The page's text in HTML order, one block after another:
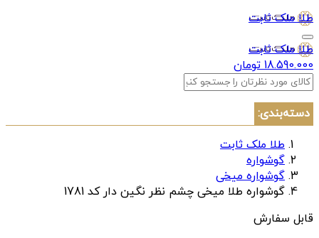
طلا ملک ثابت
طلا ملک ثابت
18.590.000 تومان
دسته‌بندی:
طلا ملک ثابت
گوشواره
گوشواره میخی
گوشواره طلا میخی چشم نظر نگین دار کد 1781
قابل سفارش